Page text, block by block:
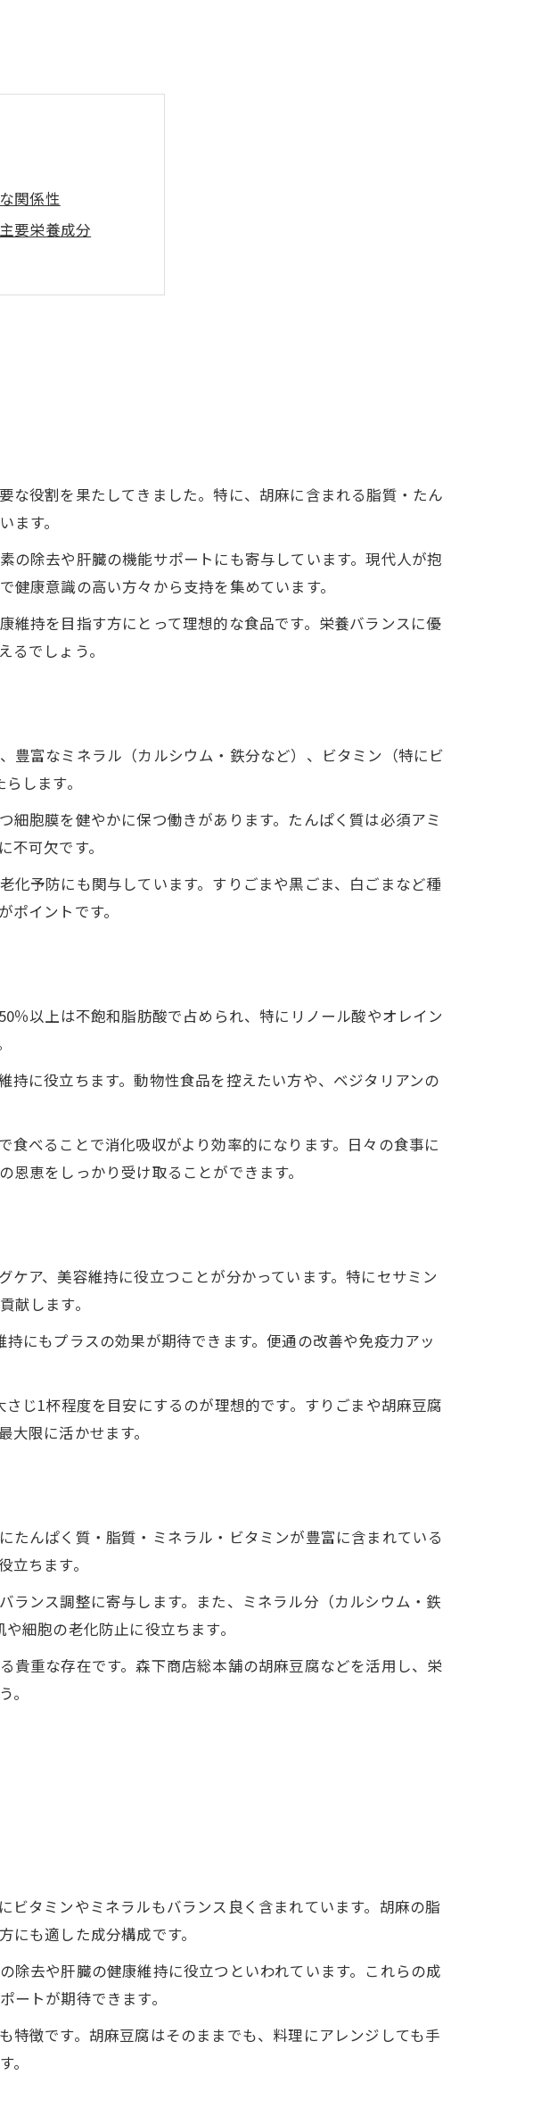
関係性
要栄養成分
働きを解説
への嬉しい影響
養価を徹底解説
ランスの良さ
・ミネラルの特徴
容価値
入れるコツ
実
較分析
効果を解説
特徴と違い
ポイント
質の差異を紹介
じる体調変化
感できる変化
べ方アイデア
取の重要性
力を解明
果的な理由
健康効果
な役割を果たしてきました。特に、胡麻に含まれる脂質・たん
す。
除去や肝臓の機能サポートにも寄与しています。現代人が抱
康意識の高い方々から支持を集めています。
持を目指す方にとって理想的な食品です。栄養バランスに優
でしょう。
豊富なミネラル（カルシウム・鉄分など）、ビタミン（特にビ
します。
胞膜を健やかに保つ働きがあります。たんぱく質は必須アミ
可欠です。
予防にも関与しています。すりごまや黒ごま、白ごまなど種
イントです。
％以上は不飽和脂肪酸で占められ、特にリノール酸やオレイン
に役立ちます。動物性食品を控えたい方や、ベジタリアンの
べることで消化吸収がより効率的になります。日々の食事に
恵をしっかり受け取ることができます。
ア、美容維持に役立つことが分かっています。特にセサミン
します。
にもプラスの効果が期待できます。便通の改善や免疫力アッ
じ1杯程度を目安にするのが理想的です。すりごまや胡麻豆腐
限に活かせます。
んぱく質・脂質・ミネラル・ビタミンが豊富に含まれている
ちます。
ンス調整に寄与します。また、ミネラル分（カルシウム・鉄
細胞の老化防止に役立ちます。
貴重な存在です。森下商店総本舗の胡麻豆腐などを活用し、栄
タミンやミネラルもバランス良く含まれています。胡麻の脂
も適した成分構成です。
去や肝臓の健康維持に役立つといわれています。これらの成
トが期待できます。
徴です。胡麻豆腐はそのままでも、料理にアレンジしても手